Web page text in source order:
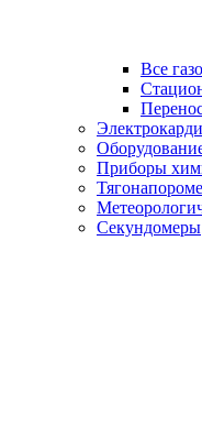
Все
Приборы
Секундомеры